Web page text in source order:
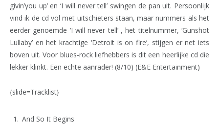
givin’you up’ en ‘I will never tell’ swingen de pan uit. Persoonlijk
vind ik de cd vol met uitschieters staan, maar nummers als het
eerder genoemde ‘I will never tell’ , het titelnummer, ‘Gunshot
Lullaby’ en het krachtige ‘Detroit is on fire’, stijgen er net iets
boven uit. Voor blues-rock liefhebbers is dit een heerlijke cd die
lekker klinkt. Een echte aanrader! (8/10) (E&E Entertainment)
{slide=Tracklist}
And So It Begins